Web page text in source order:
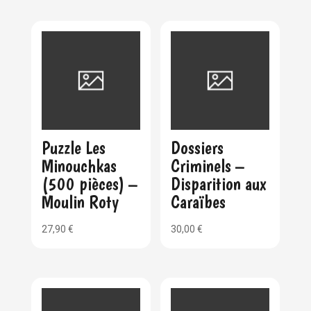
Puzzle Les
Minouchkas
(500 pièces) –
Moulin Roty
27,90 €
Dossiers
Criminels –
Disparition aux
Caraïbes
30,00€